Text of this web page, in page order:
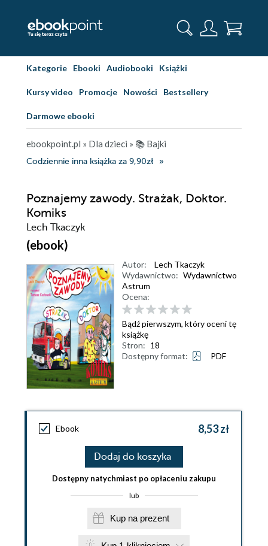
Kategorie Ebooki Audiobooki Książki
Kursy video Promocje Nowości Bestsellery
Darmowe ebooki
ebookpoint.pl » Dla dzieci » 📚 Bajki
Codziennie inna książka za 9,90zł
Poznajemy zawody. Strażak, Doktor.
Komiks
Lech Tkaczyk
(ebook)
Autor:
Lech Tkaczyk
Wydawnictwo: Wydawnictwo
Astrum
Ocena:
Bądź pierwszym, który oceni tę
książkę
Stron: 18
Dostępny format:
PDF
Ebook 8,53 zł
Dodaj do koszyka
Dostępny natychmiast po opłaceniu zakupu
lub
Kup na prezent